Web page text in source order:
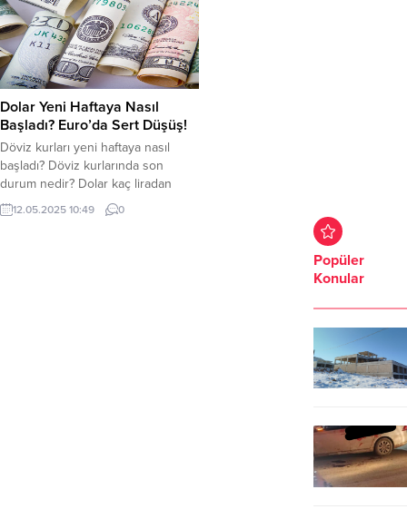
Dolar Yeni Haftaya Nasıl
Başladı? Euro’da Sert Düşüş!
Döviz kurları yeni haftaya nasıl
başladı? Döviz kurlarında son
durum nedir? Dolar kaç liradan
işlem görüyor? Euro ne kadar oldu?
İşte detaylar… Dolar yeni haftaya
12.05.2025 10:49 0
Popüler
Konular